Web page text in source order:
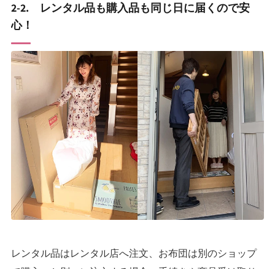
2-2. レンタル品も購入品も同じ日に届くので安
心！
レンタル品はレンタル店へ注文、お布団は別のショップ